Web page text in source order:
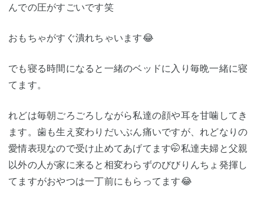
んでの圧がすごいです笑
おもちゃがすぐ潰れちゃいます😂
でも寝る時間になると一緒のベッドに入り毎晩一緒に寝
てます。
れどは毎朝ごろごろしながら私達の顔や耳を甘噛してき
ます。歯も生え変わりだいぶん痛いですが、れどなりの
愛情表現なので受け止めてあげてます🤭私達夫婦と父親
以外の人が家に来ると相変わらずのびびりんちょ発揮し
てますがおやつは一丁前にもらってます😂